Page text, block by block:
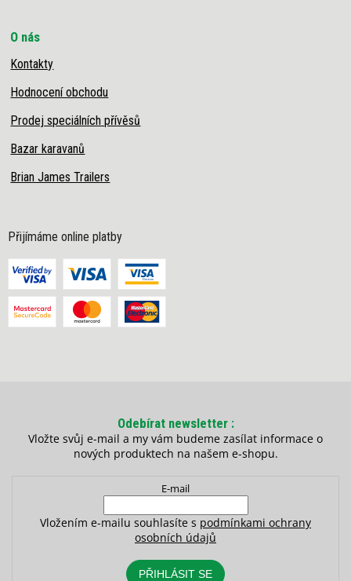
O nás
Kontakty
Hodnocení obchodu
Prodej speciálních přívěsů
Bazar karavanů
Brian James Trailers
Přijímáme online platby
Odebírat newsletter
Vložte svůj e-mail a my vám budeme zasílat informace o
nových produktech na našem e-shopu.
E-mail
Vložením e-mailu souhlasíte s podmínkami ochrany
osobních údajů
PŘIHLÁSIT SE